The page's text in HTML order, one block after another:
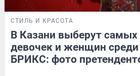
СТИЛЬ И КРАСОТА
В Казани выберут
девочек и женщин среди
БРИКС: фото